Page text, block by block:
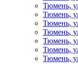
Тюмень,
Тюмень,
Тюмень,
Тюмень,
Тюмень,
Тюмень,
Тюмень,